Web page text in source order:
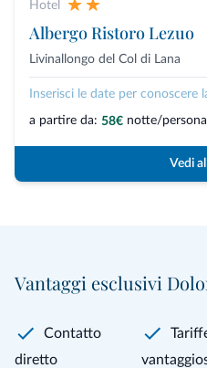
Hotel
Albergo Ristoro Lezuo
Livinallongo del Col di Lana
Inserisci le date per conoscere
a partire da: 58€ notte/persona
Vedi
Vantaggi esclusivi
Contatto
diretto